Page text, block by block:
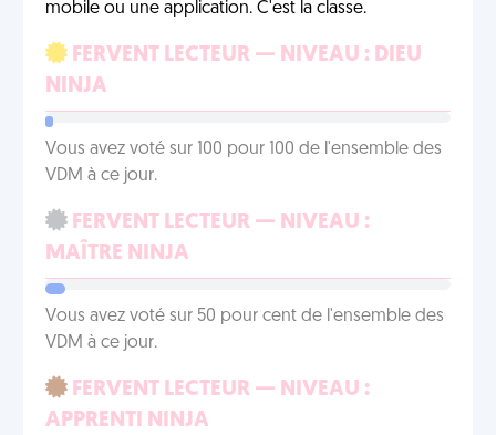
mobile ou une application. C'est la classe.
FERVENT LECTEUR — NIVEAU : DIEU
NINJA
Vous avez voté sur 100 pour 100 de l'ensemble des
VDM à ce jour.
FERVENT LECTEUR — NIVEAU :
MAÎTRE NINJA
Vous avez voté sur 50 pour cent de l'ensemble des
VDM à ce jour.
FERVENT LECTEUR — NIVEAU :
APPRENTI NINJA